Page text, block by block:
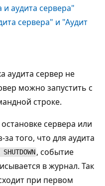
аудита сервера"
сервера" и "Аудит
аудита сервер не
можно запустить с
строке.
сервера или
того, что для аудита
, событие
в журнал. Так
при первом